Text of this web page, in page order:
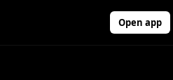
Open app